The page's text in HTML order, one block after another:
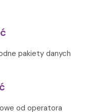
pakiety danych
od operatora